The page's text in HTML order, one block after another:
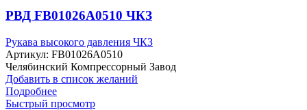
РВД FB01026A0510 ЧКЗ
Рукава высокого давления ЧКЗ
Артикул: FB01026A0510
Челябинский Компрессорный Завод
Добавить в список желаний
Подробнее
Быстрый просмотр